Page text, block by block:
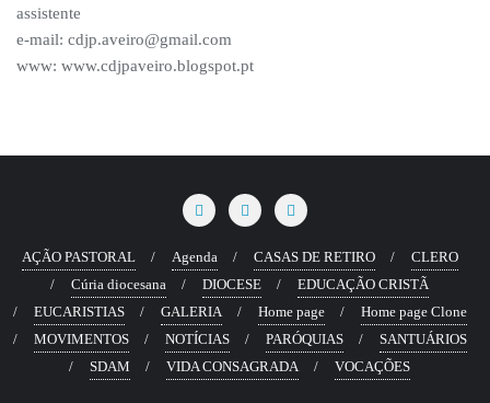
assistente
e-mail: cdjp.aveiro@gmail.com
www: www.cdjpaveiro.blogspot.pt
AÇÃO PASTORAL Agenda CASAS DE RETIRO
CLERO
Cúria diocesana
DIOCESE
EDUCAÇÃO CRISTÃ
EUCARISTIAS
GALERIA Home page
Home page Clone
MOVIMENTOS
NOTÍCIAS PARÓQUIAS
SANTUÁRIOS
SDAM
VIDA CONSAGRADA VOCAÇÕES